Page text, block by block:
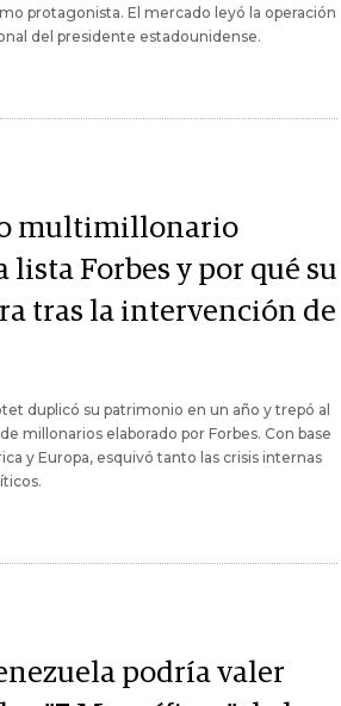
protagonista. El mercado leyó la operación
del presidente estadounidense.
multimillonario
lista Forbes y por qué su
tras la intervención de
duplicó su patrimonio en un año y trepó al
millonarios elaborado por Forbes. Con base
y Europa, esquivó tanto las crisis internas
podría valer